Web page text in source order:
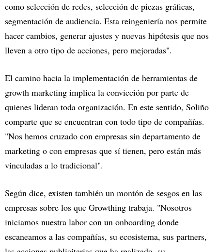
como selección de redes, selección de piezas gráficas,
segmentación de audiencia. Esta reingeniería nos permite
hacer cambios, generar ajustes y nuevas hipótesis que nos
lleven a otro tipo de acciones, pero mejoradas".
El camino hacia la implementación de herramientas de
growth marketing implica la convicción por parte de
quienes lideran toda organización. En este sentido, Soliño
comparte que se encuentran con todo tipo de compañías.
"Nos hemos cruzado con empresas sin departamento de
marketing o con empresas que sí tienen, pero están más
vinculadas a lo tradicional".
Según dice, existen también un montón de sesgos en las
empresas sobre los que Growthing trabaja. "Nosotros
iniciamos nuestra labor con un onboarding donde
escaneamos a las compañías, su ecosistema, sus partners,